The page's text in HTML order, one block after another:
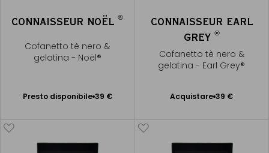
CONNAISSEUR NOËL®
Cofanetto tè nero &
gelatina - Noël®
Presto disponibile 39 €
CONNAISSEUR EARL
GREY ®
Cofanetto tè nero &
gelatina - Earl Grey®
Acquistare 39 €
Aggiungere